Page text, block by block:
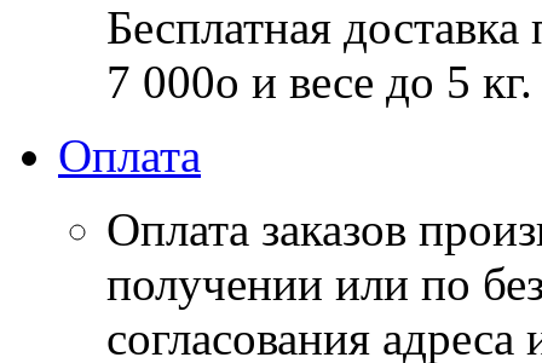
Бесплатная
7 000o и весе до 5 кг.
Оплата
Оплата заказов
получении или по
согласования